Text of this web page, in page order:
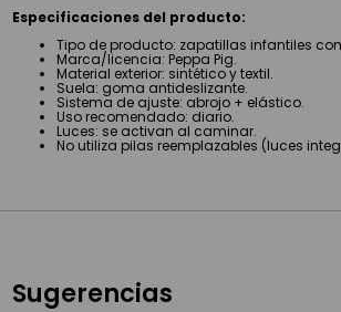
Especificaciones del producto:
Tipo de producto: zapatillas infantiles
Marca/licencia: Peppa Pig.
Material exterior: sintético y textil.
Suela: goma antideslizante.
Sistema de ajuste: abrojo + elástico.
Uso recomendado: diario.
Luces: se activan al caminar.
No utiliza pilas reemplazables (luces
Sugerencias